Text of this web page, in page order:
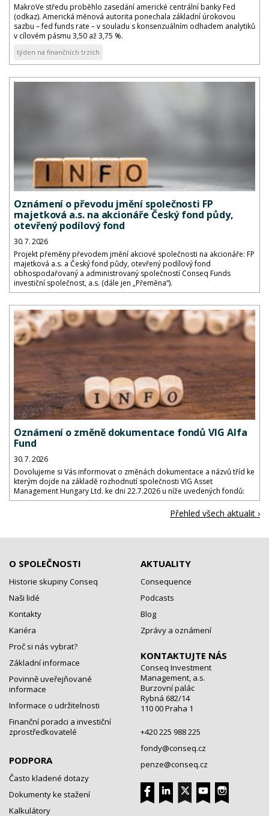
MakroVe středu proběhlo zasedání americké centrální banky Fed
(odkaz). Americká měnová autorita ponechala základní úrokovou
sazbu – fed funds rate – v souladu s konsenzuálním odhadem analytiků
v cílovém pásmu 3,50 až 3,75 %.
týden na finančních trzích
Oznámení o převodu jmění společnosti FP
majetková a.s. na akcionáře Český fond půdy,
otevřený podílový fond
30. 7. 2026
Projekt přeměny převodem jmění akciové společnosti na akcionáře: FP
majetková a.s. a Český fond půdy, otevřený podílový fond
obhospodařovaný a administrovaný společností Conseq Funds
investiční společnost, a.s. (dále jen „Přeměna“).
Oznámení o změně dokumentace fondů VIG Alfa
Fund
30. 7. 2026
Dovolujeme si Vás informovat o změnách dokumentace a názvů tříd ke
kterým dojde na základě rozhodnutí společnosti VIG Asset
Management Hungary Ltd. ke dni 22.7.2026 u níže uvedených fondů:
Přehled všech aktualit ›
O SPOLEČNOSTI
Historie skupiny Conseq
Naši lidé
Kontakty
Kariéra
Proč si nás vybrat?
Základní informace
Povinně uveřejňované
informace
Informace o udržitelnosti
Finanční poradci a investiční
zprostředkovatelé
PODPORA
Často kladené dotazy
Dokumenty ke stažení
Kalkulátory
AKTUALITY
Consequence
Podcasts
Blog
Zprávy a oznámení
KONTAKTUJTE NÁS
Conseq Investment
Management, a.s.
Burzovní palác
Rybná 682/14
110 00 Praha 1
+420 225 988 225
fondy@conseq.cz
penze@conseq.cz